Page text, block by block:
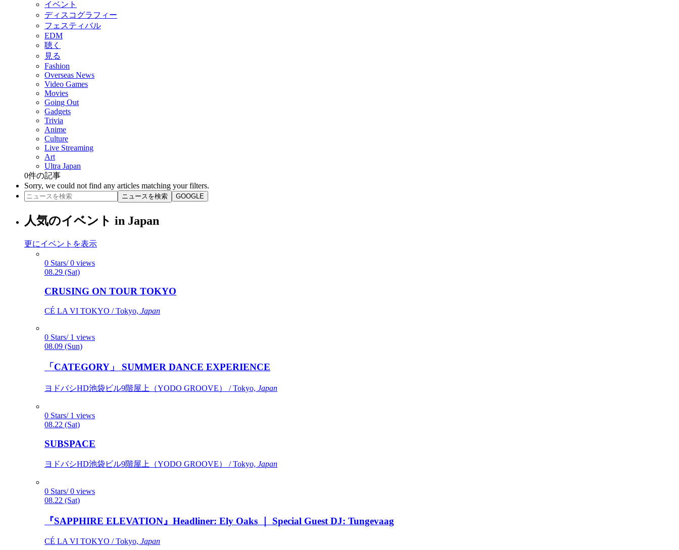
イベント
ディスコグラフィー
フェスティバル
EDM
聴く
見る
Fashion
Overseas News
Video Games
Movies
Going Out
Gadgets
Trivia
Anime
Culture
Live Streaming
Art
Ultra Japan
0件の記事
Sorry, we could not find any articles matching your filters.
ニュースを検索 GOOGLE
人気のイベント in Japan
更にイベントを表示
0 Stars/ 0 views
08.29 (Sat)
CRUSING ON TOUR TOKYO
CÉ LA VI TOKYO / Tokyo, Japan
0 Stars/ 1 views
08.09 (Sun)
「CATEGORY」 SUMMER DANCE EXPERIENCE
ヨドバシHD池袋ビル9階屋上（YODO GROOVE） / Tokyo, Japan
0 Stars/ 1 views
08.22 (Sat)
SUBSPACE
ヨドバシHD池袋ビル9階屋上（YODO GROOVE） / Tokyo, Japan
0 Stars/ 0 views
08.22 (Sat)
『SAPPHIRE ELEVATION』Headliner: Ely Oaks ｜ Special Guest DJ: Tungevaag
CÉ LA VI TOKYO / Tokyo, Japan